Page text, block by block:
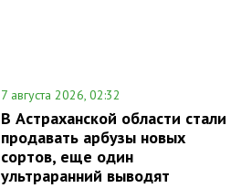
7 августа 2026, 02:32
В Астраханской области стали
продавать арбузы новых
сортов, еще один
ультраранний выводят